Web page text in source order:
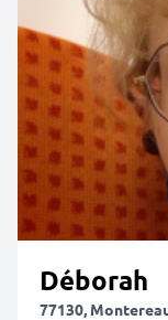
Déborah
77130,